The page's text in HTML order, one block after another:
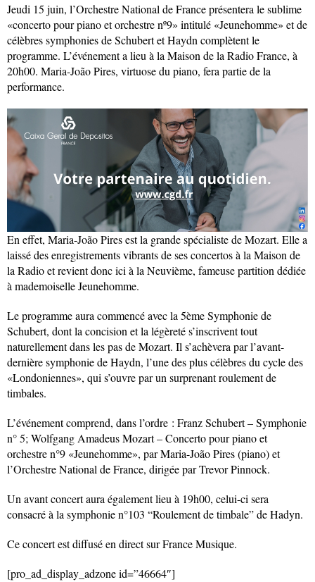
Jeudi 15 juin, l’Orchestre National de France présentera le sublime
«concerto pour piano et orchestre nº9» intitulé «Jeunehomme» et de
célèbres symphonies de Schubert et Haydn complètent le
programme. L’événement a lieu à la Maison de la Radio France, à
20h00. Maria-João Pires, virtuose du piano, fera partie de la
performance.
En effet, Maria-João Pires est la grande spécialiste de Mozart. Elle a
laissé des enregistrements vibrants de ses concertos à la Maison de
la Radio et revient donc ici à la Neuvième, fameuse partition dédiée
à mademoiselle Jeunehomme.
Le programme aura commencé avec la 5ème Symphonie de
Schubert, dont la concision et la légèreté s’inscrivent tout
naturellement dans les pas de Mozart. Il s’achèvera par l’avant-
dernière symphonie de Haydn, l’une des plus célèbres du cycle des
«Londoniennes», qui s’ouvre par un surprenant roulement de
timbales.
L’événement comprend, dans l’ordre : Franz Schubert – Symphonie
n° 5; Wolfgang Amadeus Mozart – Concerto pour piano et
orchestre n°9 «Jeunehomme», par Maria-João Pires (piano) et
l’Orchestre National de France, dirigée par Trevor Pinnock.
Un avant concert aura également lieu à 19h00, celui-ci sera
consacré à la symphonie n°103 “Roulement de timbale” de Hadyn.
Ce concert est diffusé en direct sur France Musique.
[pro_ad_display_adzone id=”46664″]